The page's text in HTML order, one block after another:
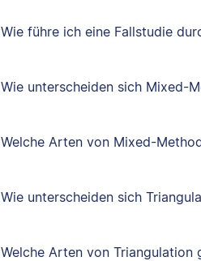
Wie führe ich eine Fallstudie
Wie unterscheiden sich Mixed-
Welche Arten von Mixed-
Wie unterscheiden sich
Welche Arten von Triangulation